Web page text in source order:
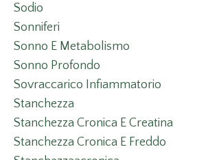
Sodio
Sonniferi
Sonno E Metabolismo
Sonno Profondo
Sovraccarico Infiammatorio
Stanchezza
Stanchezza Cronica E Creatina
Stanchezza Cronica E Freddo